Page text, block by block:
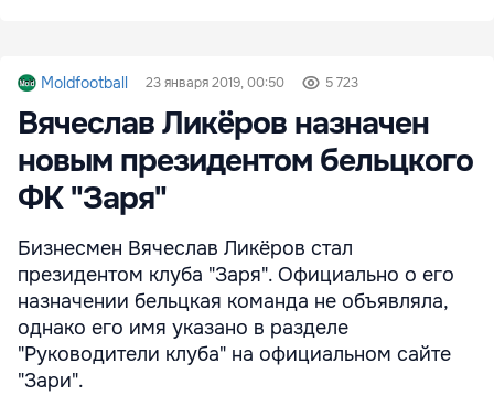
Moldfootball 23 января 2019, 00:50 5 723
Вячеслав Ликёров назначен
новым президентом бельцкого
ФК "Заря"
Бизнесмен Вячеслав Ликёров стал
президентом клуба "Заря". Официально о его
назначении бельцкая команда не объявляла,
однако его имя указано в разделе
"Руководители клуба" на официальном сайте
"Зари".